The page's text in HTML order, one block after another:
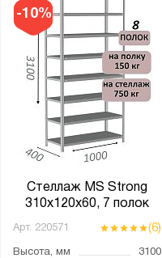
-10%
Стеллаж MS Strong
310х120х60, 7 полок
Арт. 220571 (6)
Высота, мм
3100